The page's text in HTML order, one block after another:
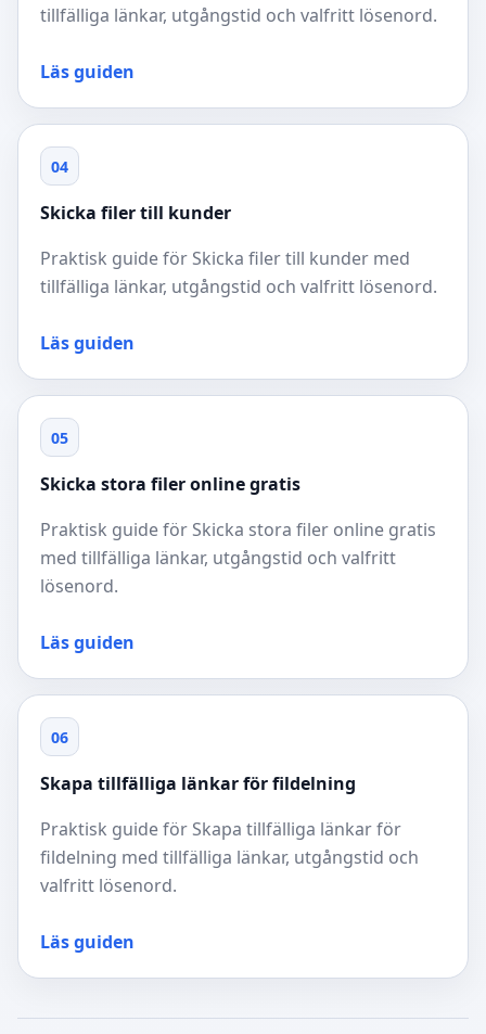
tillfälliga länkar, utgångstid och valfritt lösenord.
Läs guiden
04
Skicka filer till kunder
Praktisk guide för Skicka filer till kunder med
tillfälliga länkar, utgångstid och valfritt lösenord.
Läs guiden
05
Skicka stora filer online gratis
Praktisk guide för Skicka stora filer online gratis
med tillfälliga länkar, utgångstid och valfritt
lösenord.
Läs guiden
06
Skapa tillfälliga länkar för fildelning
Praktisk guide för Skapa tillfälliga länkar för
fildelning med tillfälliga länkar, utgångstid och
valfritt lösenord.
Läs guiden